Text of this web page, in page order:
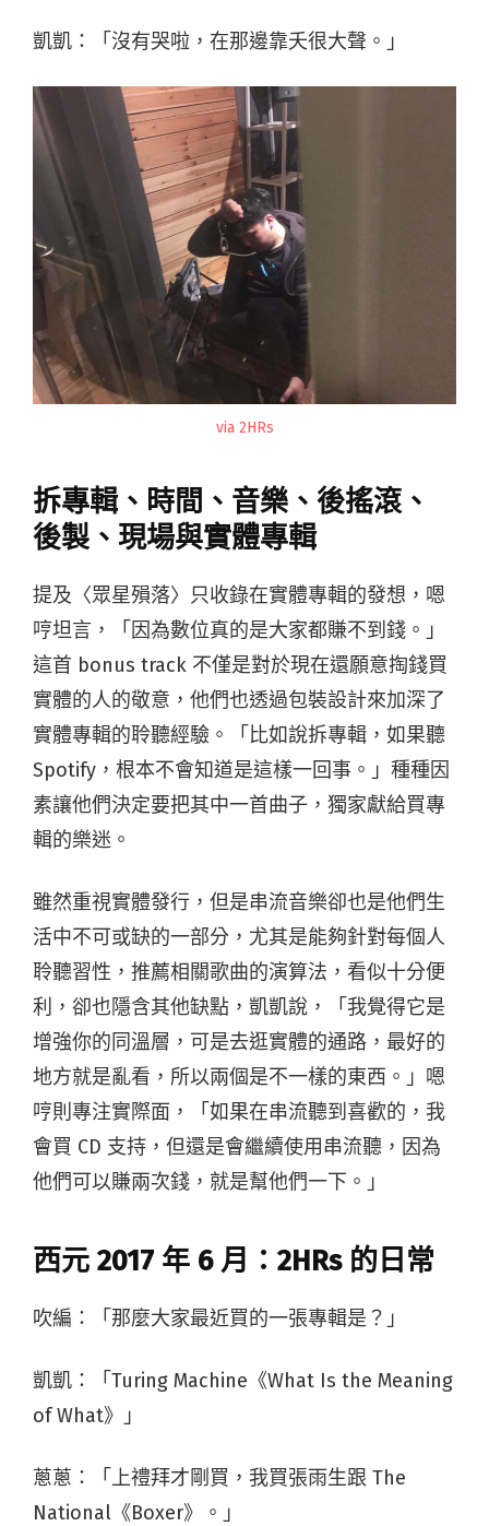
凱凱：「沒有哭啦，在那邊靠夭很大聲。」
via 2HRs
拆專輯、時間、音樂、後搖滾、
後製、現場與實體專輯
提及〈眾星殞落〉只收錄在實體專輯的發想，嗯
哼坦言，「因為數位真的是大家都賺不到錢。」
這首 bonus track 不僅是對於現在還願意掏錢買
實體的人的敬意，他們也透過包裝設計來加深了
實體專輯的聆聽經驗。「比如說拆專輯，如果聽
Spotify，根本不會知道是這樣一回事。」種種因
素讓他們決定要把其中一首曲子，獨家獻給買專
輯的樂迷。
雖然重視實體發行，但是串流音樂卻也是他們生
活中不可或缺的一部分，尤其是能夠針對每個人
聆聽習性，推薦相關歌曲的演算法，看似十分便
利，卻也隱含其他缺點，凱凱說，「我覺得它是
增強你的同溫層，可是去逛實體的通路，最好的
地方就是亂看，所以兩個是不一樣的東西。」嗯
哼則專注實際面，「如果在串流聽到喜歡的，我
會買 CD 支持，但還是會繼續使用串流聽，因為
他們可以賺兩次錢，就是幫他們一下。」
西元 2017 年 6 月： 2HRs 的日常
吹編：「那麼大家最近買的一張專輯是？」
凱凱：「Turing Machine《What Is the Meaning
of What》」
蔥蔥：「上禮拜才剛買，我買張雨生跟 The
National《Boxer》。」